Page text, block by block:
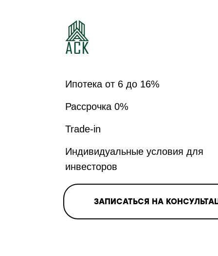
ЖИЛОЙ КВАРТАЛ
ШКОЛЬНЫЙ
Ипотека от 6 до 16%
Рассрочка 0%
Индивидуальные условия для
инвесторов
Trade-in
ЗАПИСАТЬСЯ НА